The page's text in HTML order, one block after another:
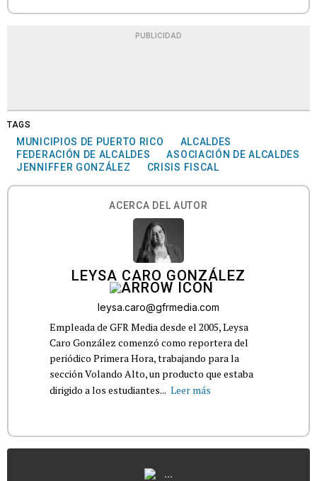
PUBLICIDAD
TAGS
MUNICIPIOS DE PUERTO RICO
ALCALDES
FEDERACIÓN DE ALCALDES
ASOCIACIÓN DE ALCALDES
JENNIFFER GONZÁLEZ
CRISIS FISCAL
ACERCA DEL AUTOR
LEYSA CARO GONZÁLEZ
leysa.caro@gfrmedia.com
Empleada de GFR Media desde el 2005, Leysa
Caro González comenzó como reportera del
periódico Primera Hora, trabajando para la
sección Volando Alto, un producto que estaba
dirigido a los estudiantes... Leer más
...